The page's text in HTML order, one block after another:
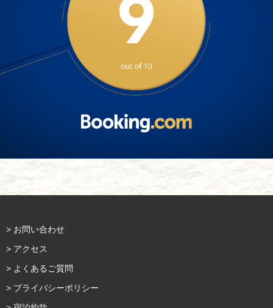
> お問い合わせ
> アクセス
> よくあるご質問
> プライバシーポリシー